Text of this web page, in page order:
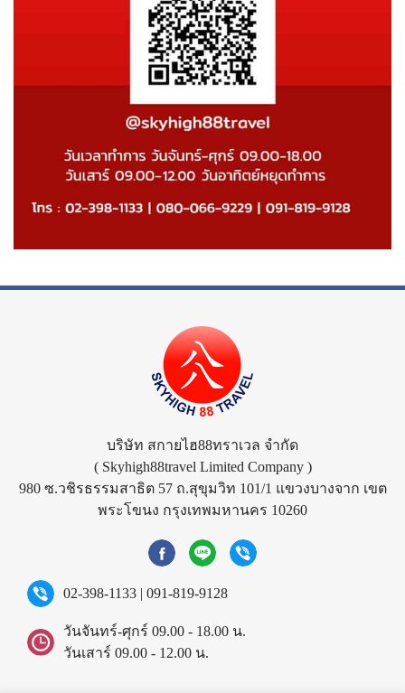
บริษัท สกายไฮ88ทราเวล จำกัด
( Skyhigh88travel Limited Company )
980 ซ.วชิรธรรมสาธิต 57 ถ.สุขุมวิท 101/1 แขวงบางจาก เขต
พระโขนง กรุงเทพมหานคร 10260
02-398-1133 | 091-819-9128
วันจันทร์-ศุกร์ 09.00 - 18.00 น.
วันเสาร์ 09.00 - 12.00 น.